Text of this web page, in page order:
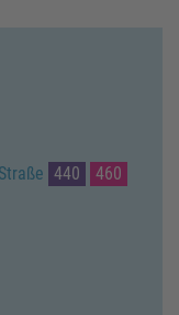
440
460